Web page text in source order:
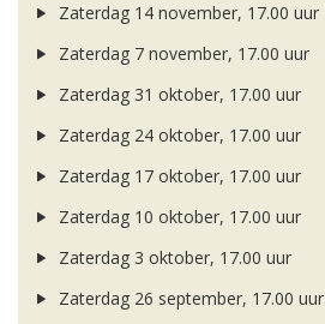
Zaterdag 14 november, 17.00 uur
Zaterdag 7 november, 17.00 uur
Zaterdag 31 oktober, 17.00 uur
Zaterdag 24 oktober, 17.00 uur
Zaterdag 17 oktober, 17.00 uur
Zaterdag 10 oktober, 17.00 uur
Zaterdag 3 oktober, 17.00 uur
Zaterdag 26 september, 17.00 uur